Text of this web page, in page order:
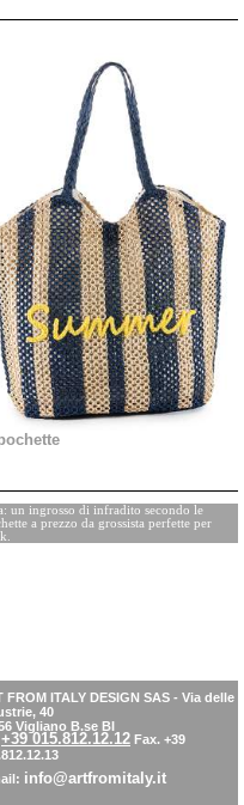
un ingrosso di infradito secondo le
a prezzo da grossista perfette per
FROM ITALY DESIGN SAS - Via delle
40
Vigliano B.se BI
+39 015.812.12.12 Fax. +39
info@artfromitaly.it